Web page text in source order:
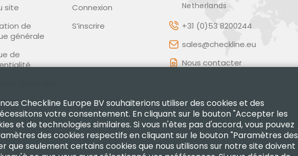
site
de
générale
de
de Retour
conduite
Connexion
S’inscrire
Netherlands
+31 (0)53 8200244
sales@checkline.eu
Nous contacter
Checkline Europe BV souhaiterions utiliser des cookies et des
votre consentement. En cliquant sur le bouton "Accepter les
et de technologies similaires. Si vous n'êtes pas d'accord, vous pouvez
des cookies respectifs en cliquant sur le bouton "Paramètres des
que seulement certains cookies que nous utilisons sur notre site doivent